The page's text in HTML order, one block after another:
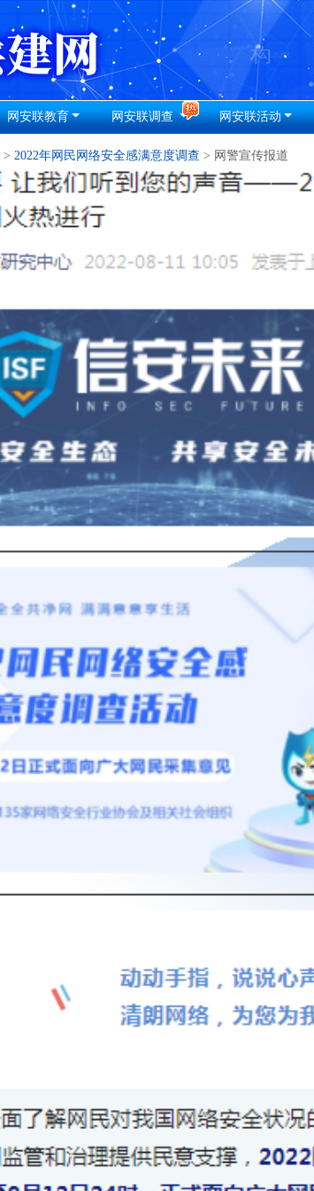
网安联教育 网安联调查 网安联活动
> 2022年网民网络安全感满意度调查 > 网警宣传报道